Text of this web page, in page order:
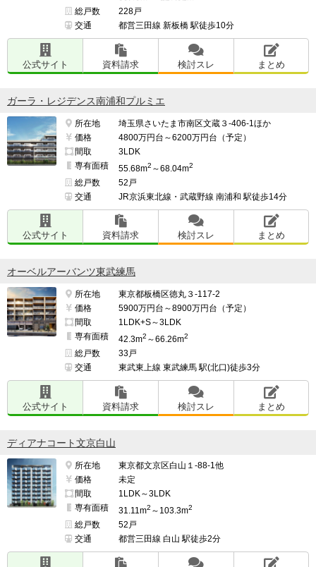
駅前は明るく人通りも多いため、夜歩いていても不安を
感じたことはない
物件周辺は駅前の商業地域のため、色々な人がおり、週
末のよる等は酔っぱらいがいることもある。
━━━━━━━━━━━━━━━━━━━
管理面で良い点、残念な点
━━━━━━━━━━━━━━━━━━━
大手不動産会社の野村不動産が管理を手掛けるため、安
また、商業施設併設のため防災センターもありその点も
安心感がある。
敷地内を東西に横断する通路は開放通路のためマンショ
ン住民以外も通行可能であること
━━━━━━━━━━━━━━━━━━━
━━━━━━━━━━━━━━━━━━━
立地や分譲会社など、川口駅NO.1の物件であり、ランド
マーク性がある。
また、近年の物件ながら、しっかりとした専有面積を有
し、居住性が良いこと。
総戸数
228戸
交通
都営三田線 新板橋 駅徒歩10分
公式サイト 資料請求 検討スレ まとめ
ガーラ・レジデンス南浦和プルミエ
所在地
埼玉県さいたま市南区文蔵３-406-1ほか
価格
4800万円台～6200万円台（予定）
間取
3LDK
専有面積
55.68m2 ～68.04m2
総戸数
52戸
交通
JR京浜東北線・武蔵野線 南浦和 駅徒歩14分
公式サイト 資料請求 検討スレ まとめ
オーベルアーバンツ東武練馬
所在地
東京都板橋区徳丸３-117-2
価格
5900万円台～8900万円台（予定）
間取
1LDK+S～3LDK
専有面積
42.3m2 ～66.26m2
総戸数
33戸
交通
東武東上線 東武練馬 駅(北口)徒歩3分
公式サイト 資料請求 検討スレ まとめ
ディアナコート文京白山
所在地
東京都文京区白山１-88-1他
価格
未定
間取
1LDK～3LDK
専有面積
31.11m2 ～103.3m2
総戸数
52戸
交通
都営三田線 白山 駅徒歩2分